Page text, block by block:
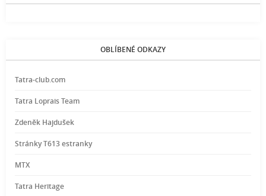
OBLÍBENÉ ODKAZY
Tatra-club.com
Tatra Loprais Team
Zdeněk Hajdušek
Stránky T613 estranky
MTX
Tatra Heritage